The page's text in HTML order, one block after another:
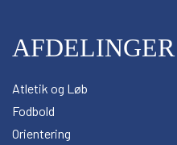
AFDELINGER
Atletik og Løb
Fodbold
Orientering